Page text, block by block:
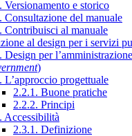
Versionamento e storico
Consultazione del manuale
Contribuisci al manuale
al design per i servizi
Design per
)
L’approccio progettuale
2.2.1. Buone pratiche
2.2.2. Principi
Accessibilità
2.3.1. Definizione